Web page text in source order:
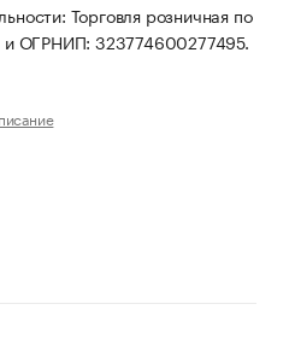
Торговля розничная по
и ОГРНИП: 323774600277495.